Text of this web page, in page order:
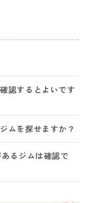
認するとよいです
ムを探せますか？
るジムは確認で